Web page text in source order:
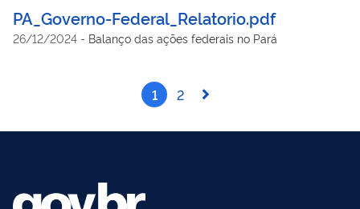
PA_Governo-Federal_Relatorio.pdf
26/12/2024 - Balanço das ações federais no Pará
1 2